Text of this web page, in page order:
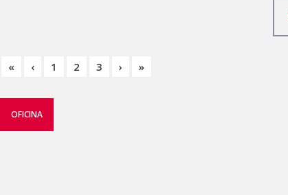
« ‹ 1 2 3 › »
OFICINA